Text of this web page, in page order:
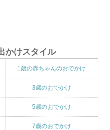
かけスタイル
1歳の赤ちゃんのおでかけ
3歳のおでかけ
5歳のおでかけ
7歳のおでかけ